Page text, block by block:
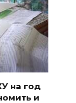
на год
и